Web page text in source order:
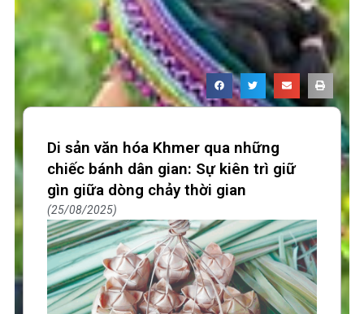
Di sản văn hóa Khmer qua những
chiếc bánh dân gian: Sự kiên trì giữ
gìn giữa dòng chảy thời gian
25/08/2025